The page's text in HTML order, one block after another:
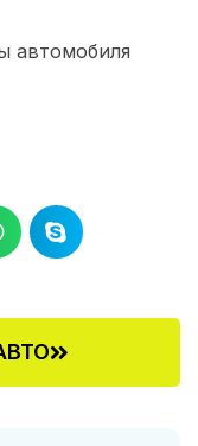
автомобиля